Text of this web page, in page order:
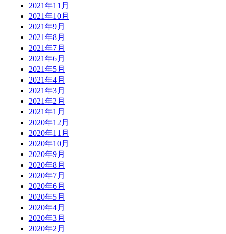
2021年11月
2021年10月
2021年9月
2021年8月
2021年7月
2021年6月
2021年5月
2021年4月
2021年3月
2021年2月
2021年1月
2020年12月
2020年11月
2020年10月
2020年9月
2020年8月
2020年7月
2020年6月
2020年5月
2020年4月
2020年3月
2020年2月